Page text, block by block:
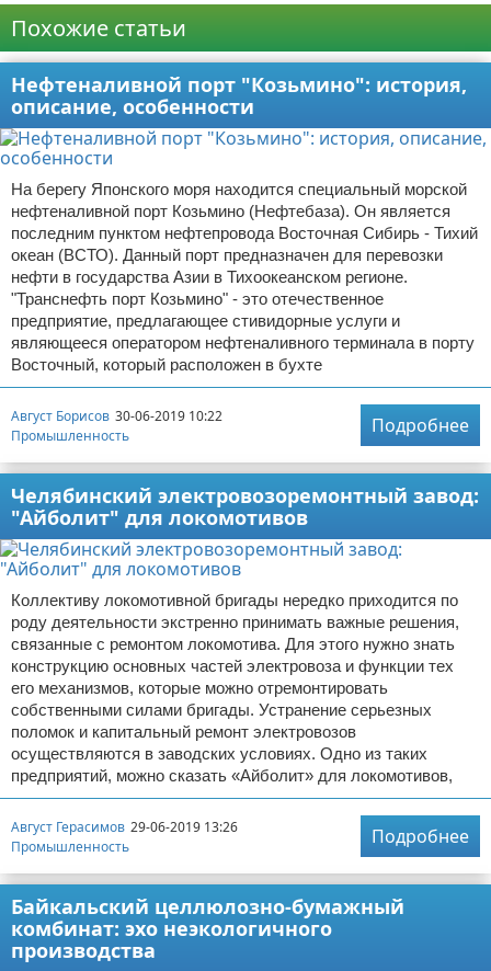
Похожие статьи
Нефтеналивной порт "Козьмино": история,
описание, особенности
На берегу Японского моря находится специальный морской
нефтеналивной порт Козьмино (Нефтебаза). Он является
последним пунктом нефтепровода Восточная Сибирь - Тихий
океан (ВСТО). Данный порт предназначен для перевозки
нефти в государства Азии в Тихоокеанском регионе.
"Транснефть порт Козьмино" - это отечественное
предприятие, предлагающее стивидорные услуги и
являющееся оператором нефтеналивного терминала в порту
Восточный, который расположен в бухте
Август Борисов 30-06-2019 10:22
Промышленность
Подробнее
Челябинский электровозоремонтный завод:
"Айболит" для локомотивов
Коллективу локомотивной бригады нередко приходится по
роду деятельности экстренно принимать важные решения,
связанные с ремонтом локомотива. Для этого нужно знать
конструкцию основных частей электровоза и функции тех
его механизмов, которые можно отремонтировать
собственными силами бригады. Устранение серьезных
поломок и капитальный ремонт электровозов
осуществляются в заводских условиях. Одно из таких
предприятий, можно сказать «Айболит» для локомотивов,
Август Герасимов 29-06-2019 13:26
Промышленность
Подробнее
Байкальский целлюлозно-бумажный
комбинат: эхо неэкологичного
производства